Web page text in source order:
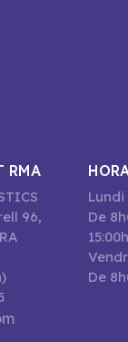
RMA
96,
De
De